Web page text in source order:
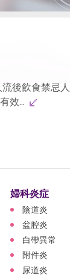
後飲食禁忌
效...
婦科炎症
陰道炎
盆腔炎
白帶異常
附件炎
尿道炎